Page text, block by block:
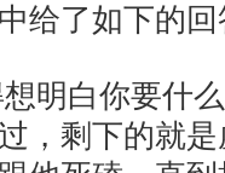
给了如下的
明白你要什
，剩下的就